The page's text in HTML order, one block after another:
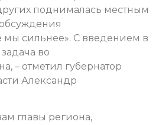
поднималась местным
мы сильнее». С введением в
во
– отметил губернатор
Александр
главы региона,